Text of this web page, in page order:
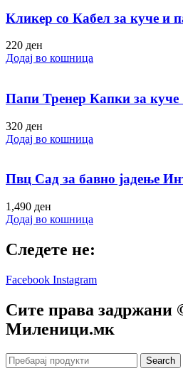
Кликер со Кабел за куче и
220 ден
Додај во кошница
Папи Тренер Капки за
320 ден
Додај во кошница
Пвц Сад за бавно јадење
1,490 ден
Додај во кошница
Следете не:
Facebook Instagram
Сите права задржани
Mиленици.мк
Search